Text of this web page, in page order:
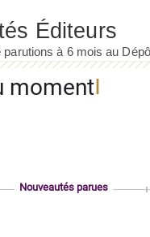
moment
Nouveautés parues